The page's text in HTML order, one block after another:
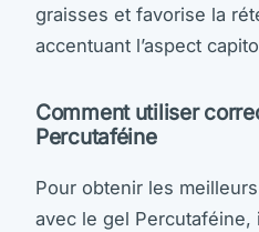
graisses et favorise la
accentuant l’aspect
Comment utiliser
Percutaféine
Pour obtenir les
avec le gel Percutaféine,